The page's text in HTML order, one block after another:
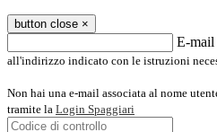
button close ×
E-mail
all'indirizzo indicato con le istruzioni
Non hai una e-mail associata al nome
tramite la Login Spaggiari